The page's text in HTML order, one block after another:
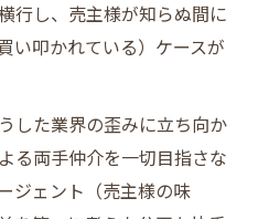
行し、売主様が知らぬ間に
い叩かれている）ケースが
した業界の歪みに立ち向か
る両手仲介を一切目指さな
ジェント（売主様の味